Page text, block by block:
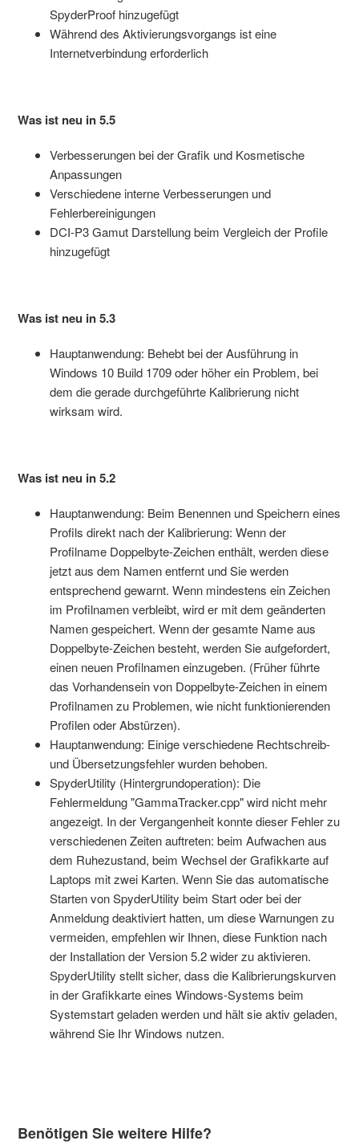
SpyderProof hinzugefügt
Während des Aktivierungsvorgangs ist eine
Internetverbindung erforderlich
Was ist neu in 5.5
Verbesserungen bei der Grafik und Kosmetische
Anpassungen
Verschiedene interne Verbesserungen und
Fehlerbereinigungen
DCI-P3 Gamut Darstellung beim Vergleich der Profile
hinzugefügt
Was ist neu in 5.3
Hauptanwendung: Behebt bei der Ausführung in
Windows 10 Build 1709 oder höher ein Problem, bei
dem die gerade durchgeführte Kalibrierung nicht
wirksam wird.
Was ist neu in 5.2
Hauptanwendung: Beim Benennen und Speichern eines
Profils direkt nach der Kalibrierung: Wenn der
Profilname Doppelbyte-Zeichen enthält, werden diese
jetzt aus dem Namen entfernt und Sie werden
entsprechend gewarnt. Wenn mindestens ein Zeichen
im Profilnamen verbleibt, wird er mit dem geänderten
Namen gespeichert. Wenn der gesamte Name aus
Doppelbyte-Zeichen besteht, werden Sie aufgefordert,
einen neuen Profilnamen einzugeben. (Früher führte
das Vorhandensein von Doppelbyte-Zeichen in einem
Profilnamen zu Problemen, wie nicht funktionierenden
Profilen oder Abstürzen).
Hauptanwendung: Einige verschiedene Rechtschreib-
und Übersetzungsfehler wurden behoben.
SpyderUtility (Hintergrundoperation): Die
Fehlermeldung "GammaTracker.cpp" wird nicht mehr
angezeigt. In der Vergangenheit konnte dieser Fehler zu
verschiedenen Zeiten auftreten: beim Aufwachen aus
dem Ruhezustand, beim Wechsel der Grafikkarte auf
Laptops mit zwei Karten. Wenn Sie das automatische
Starten von SpyderUtility beim Start oder bei der
Anmeldung deaktiviert hatten, um diese Warnungen zu
vermeiden, empfehlen wir Ihnen, diese Funktion nach
der Installation der Version 5.2 wider zu aktivieren.
SpyderUtility stellt sicher, dass die Kalibrierungskurven
in der Grafikkarte eines Windows-Systems beim
Systemstart geladen werden und hält sie aktiv geladen,
während Sie Ihr Windows nutzen.
Benötigen Sie weitere Hilfe?